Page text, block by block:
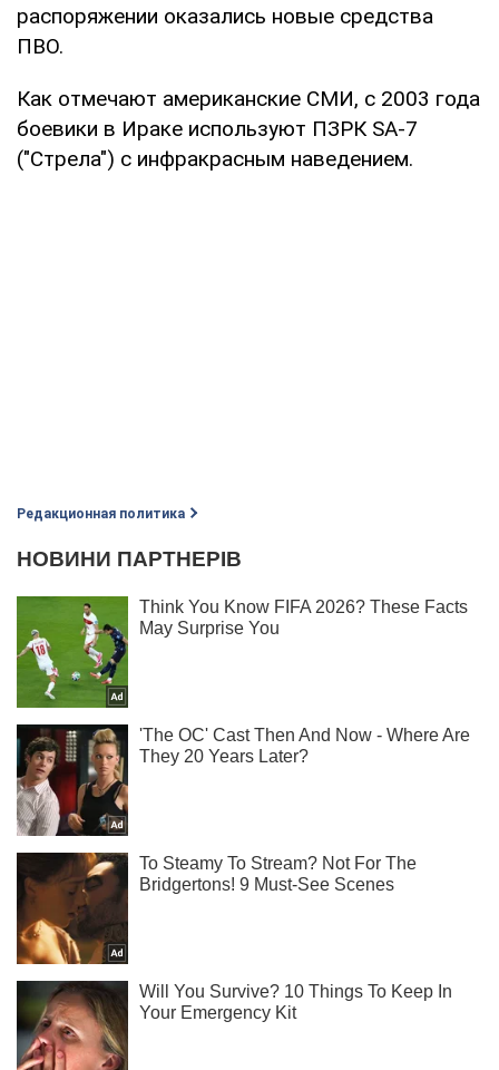
распоряжении оказались новые средства
ПВО.
Как отмечают американские СМИ, с 2003 года
боевики в Ираке используют ПЗРК SA-7
("Стрела") с инфракрасным наведением.
Редакционная политика